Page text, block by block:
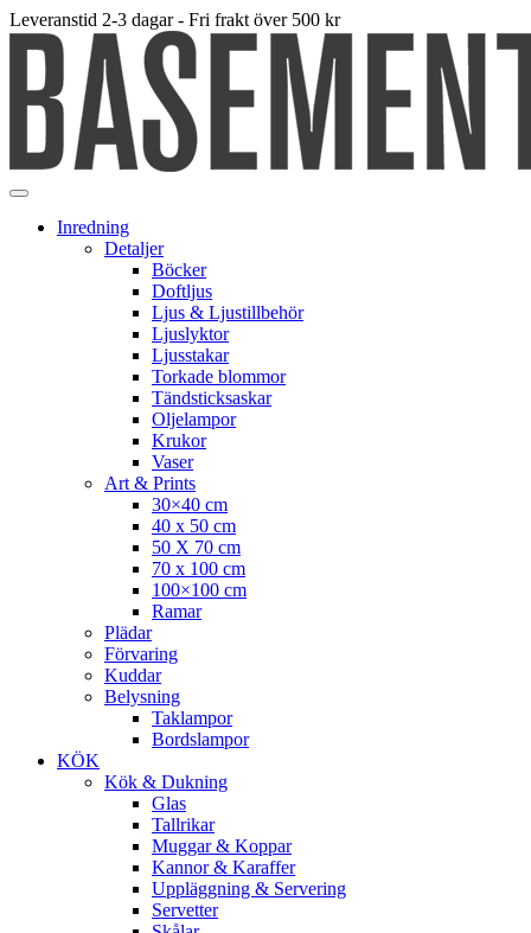
Leveranstid 2-3 dagar - Fri frakt över 500 kr
Inredning
Detaljer
Böcker
Doftljus
Ljus & Ljustillbehör
Ljuslyktor
Ljusstakar
Torkade blommor
Tändsticksaskar
Oljelampor
Krukor
Vaser
Art & Prints
30×40 cm
40 x 50 cm
50 X 70 cm
70 x 100 cm
100×100 cm
Ramar
Plädar
Förvaring
Kuddar
Belysning
Taklampor
Bordslampor
KÖK
Kök & Dukning
Glas
Tallrikar
Muggar & Koppar
Kannor & Karaffer
Uppläggning & Servering
Servetter